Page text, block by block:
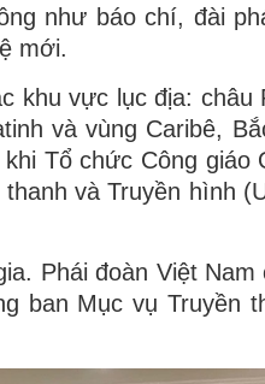
như báo chí, đài
mới.
khu vực lục địa: châu
và vùng Caribê,
Tổ chức Công giáo
và Truyền hình
Phái đoàn Việt
ban Mục vụ Truyền